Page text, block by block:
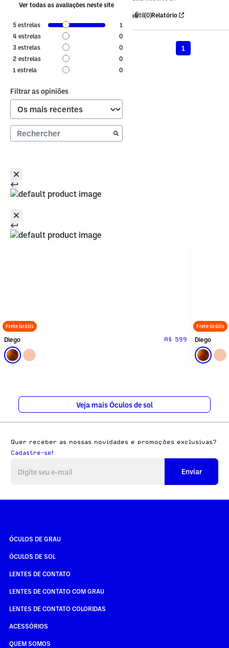
Ver todas as avaliações neste site
5 estrelas
1
4 estrelas
0
3 estrelas
0
2 estrelas
0
1 estrela 0
Filtrar as opiniões
Útil(0)Relatório
1
Frete Grátis
Diego R$ 599
Frete Grátis
Diego
Veja mais Óculos de sol
Quer receber as nossas novidades e promoções exclusivas?
Cadastre-se!
Enviar
ÓCULOS DE GRAU
ÓCULOS DE SOL
LENTES DE CONTATO
LENTES DE CONTATO COM GRAU
LENTES DE CONTATO COLORIDAS
ACESSÓRIOS
QUEM SOMOS